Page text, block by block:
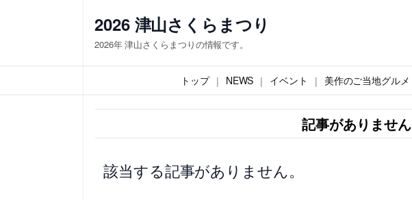
ス
キ
2026 津山さくらまつり
2026年 津山さくらまつりの情報です。
トップ NEWS イベント 美作のご当地グルメ
記事がありません
該当する記事がありません。